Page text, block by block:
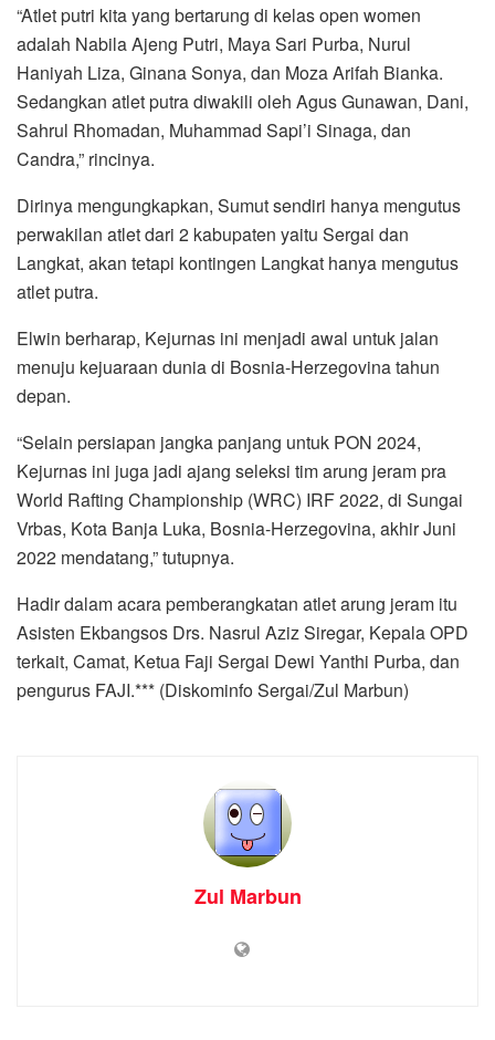
“Atlet putri kita yang bertarung di kelas open women
adalah Nabila Ajeng Putri, Maya Sari Purba, Nurul
Haniyah Liza, Ginana Sonya, dan Moza Arifah Bianka.
Sedangkan atlet putra diwakili oleh Agus Gunawan, Dani,
Sahrul Rhomadan, Muhammad Sapi’i Sinaga, dan
Candra,” rincinya.
Dirinya mengungkapkan, Sumut sendiri hanya mengutus
perwakilan atlet dari 2 kabupaten yaitu Sergai dan
Langkat, akan tetapi kontingen Langkat hanya mengutus
atlet putra.
Elwin berharap, Kejurnas ini menjadi awal untuk jalan
menuju kejuaraan dunia di Bosnia-Herzegovina tahun
depan.
“Selain persiapan jangka panjang untuk PON 2024,
Kejurnas ini juga jadi ajang seleksi tim arung jeram pra
World Rafting Championship (WRC) IRF 2022, di Sungai
Vrbas, Kota Banja Luka, Bosnia-Herzegovina, akhir Juni
2022 mendatang,” tutupnya.
Hadir dalam acara pemberangkatan atlet arung jeram itu
Asisten Ekbangsos Drs. Nasrul Aziz Siregar, Kepala OPD
terkait, Camat, Ketua Faji Sergai Dewi Yanthi Purba, dan
pengurus FAJI.*** (Diskominfo Sergai/Zul Marbun)
Zul Marbun